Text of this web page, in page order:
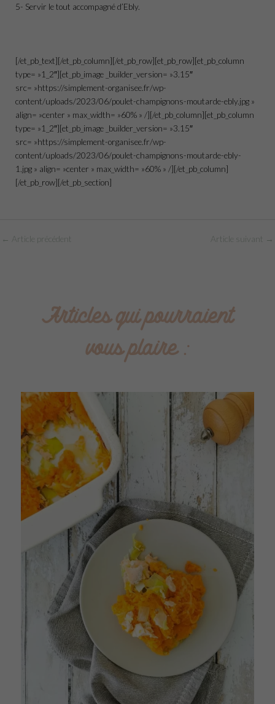
5- Servir le tout accompagné d’Ebly.
[/et_pb_text][/et_pb_column][/et_pb_row][et_pb_row][et_pb_column
type= »1_2″][et_pb_image _builder_version= »3.15″
src= »https://simplement-organisee.fr/wp-
content/uploads/2023/06/poulet-champignons-moutarde-ebly.jpg »
align= »center » max_width= »60% » /][/et_pb_column][et_pb_column
type= »1_2″][et_pb_image _builder_version= »3.15″
src= »https://simplement-organisee.fr/wp-
content/uploads/2023/06/poulet-champignons-moutarde-ebly-
1.jpg » align= »center » max_width= »60% » /][/et_pb_column]
[/et_pb_row][/et_pb_section]
← Article précédent Article suivant →
Articles qui pourraient
vous plaire :